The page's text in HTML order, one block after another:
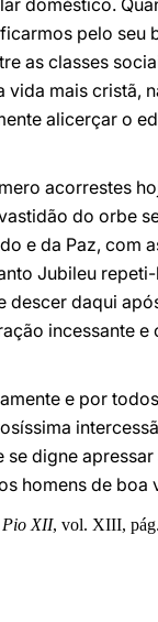
doméstico.
pelo
as classes
mais cristã,
alicerçar o
acorrestes
do orbe
e da Paz,
Jubileu
descer daqui
incessante
e por
digne
homens de boa
Pio XII, vol. XIII,